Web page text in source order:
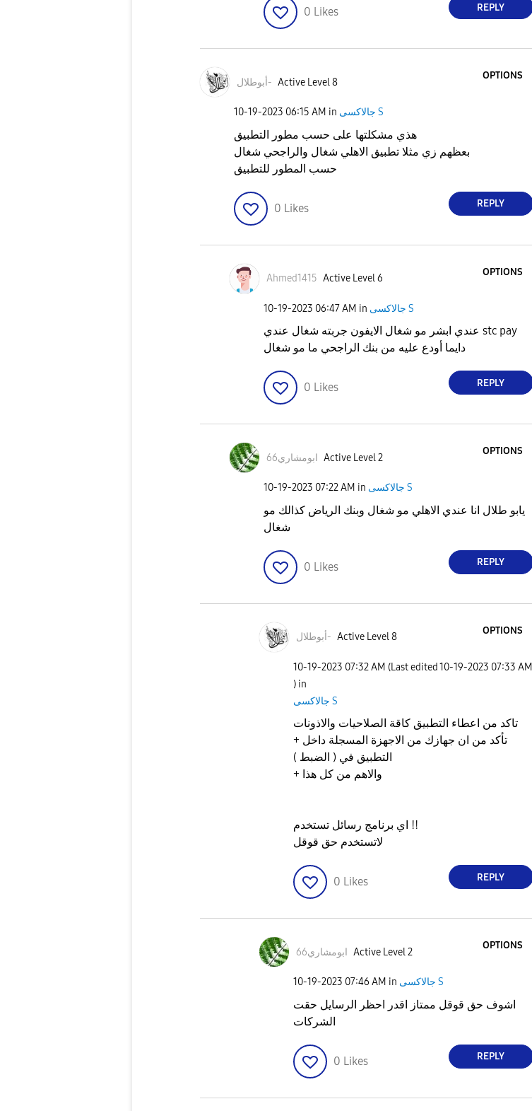
0 Likes REPLY
أبوطلال- Active Level 8
OPTIONS
‎10-19-2023 06:15 AM in جالاكسى S
هذي مشكلتها على حسب مطور التطبيق
بعظهم زي مثلا تطبيق الاهلي شغال والراجحي شغال
حسب المطور للتطبيق
0 Likes REPLY
Ahmed1415 Active Level 6
OPTIONS
‎10-19-2023 06:47 AM in جالاكسى S
عندي ابشر مو شغال الايفون جربته شغال عندي stc pay
دايما أودع عليه من بنك الراجحي ما مو شغال
0 Likes REPLY
ابومشاري66 Active Level 2
OPTIONS
‎10-19-2023 07:22 AM in جالاكسى S
يابو طلال انا عندي الاهلي مو شغال وبنك الرياض كذالك مو
شغال
0 Likes REPLY
أبوطلال- Active Level 8
OPTIONS
‎10-19-2023 07:32 AM (Last edited ‎10-19-2023 07:33 AM
) in
جالاكسى S
تاكد من اعطاء التطبيق كاقة الصلاحيات والاذونات
+ تأكد من ان جهازك من الاجهزة المسجلة داخل
التطبيق في ( الضبط )
+ والاهم من كل هذا
اي برنامج رسائل تستخدم !!
لاتستخدم حق قوقل
0 Likes REPLY
ابومشاري66 Active Level 2
OPTIONS
‎10-19-2023 07:46 AM in جالاكسى S
اشوف حق قوقل ممتاز اقدر احظر الرسايل حقت
الشركات
0 Likes REPLY